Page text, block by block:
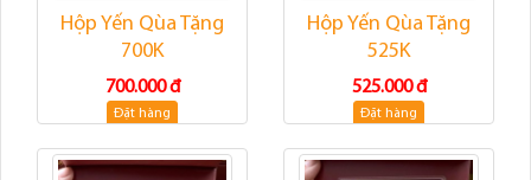
Hộp Yến Qùa Tặng
700K
700.000 đ
Đặt hàng
Hộp Yến Qùa Tặng
525K
525.000 đ
Đặt hàng